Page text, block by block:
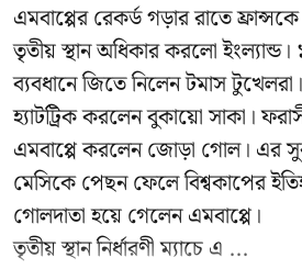
এমবাপ্পের রেকর্ড গড়ার রাতে
তৃতীয় স্থান অধিকার করলো
ব্যবধানে জিতে নিলেন টমাস টুখেলরা।
হ্যাটট্রিক করলেন বুকায়ো সাকা।
এমবাপ্পে করলেন জোড়া গোল। এর
মেসিকে পেছন ফেলে বিশ্বকাপের
গোলদাতা হয়ে গেলেন এমবাপ্পে।
তৃতীয় স্থান নির্ধারণী ম্যাচে এ ...